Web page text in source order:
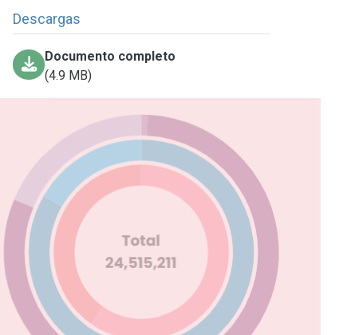
Descargas
Documento completo
(4.9 MB)